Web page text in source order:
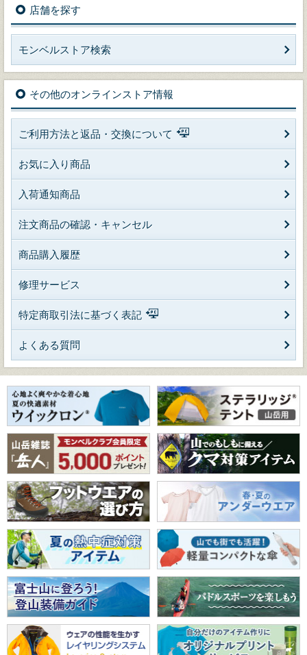
店舗を探す
モンベルストア検索
その他のオンラインストア情報
ご利用方法と返品・交換について
お気に入り商品
入荷通知商品
注文商品の確認・キャンセル
商品購入履歴
修理サービス
特定商取引法に基づく表記
よくある質問